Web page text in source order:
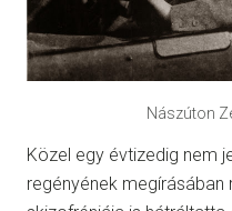
Nászúton
Közel egy évtizedig nem
regényének